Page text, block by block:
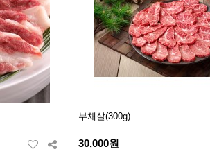
부채살(300g)
30,000원